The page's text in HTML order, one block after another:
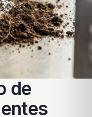
de